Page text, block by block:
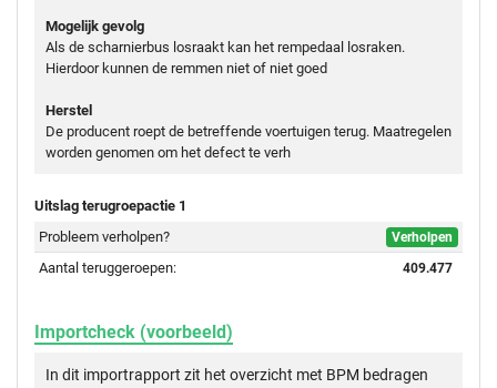
Mogelijk gevolg
Als de scharnierbus losraakt kan het rempedaal losraken.
Hierdoor kunnen de remmen niet of niet goed
Herstel
De producent roept de betreffende voertuigen terug. Maatregelen
worden genomen om het defect te verh
Uitslag terugroepactie 1
Probleem verholpen?
Verholpen
Aantal teruggeroepen: 409.477
Importcheck (voorbeeld)
In dit importrapport zit het overzicht met BPM bedragen